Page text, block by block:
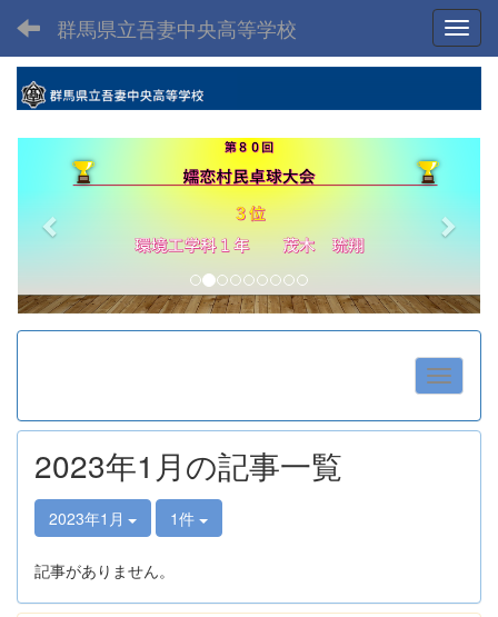
群馬県立吾妻中央高等学校
e
v
o
u
x
t
2023年1月の記事一覧
2023年1月 1件
記事がありません。